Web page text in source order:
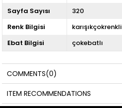
Sayfa Sayısı
320
Renk Bilgisi
karışıkçokrenkli
Ebat Bilgisi
çokebatlı
COMMENTS(0)
ITEM RECOMMENDATIONS